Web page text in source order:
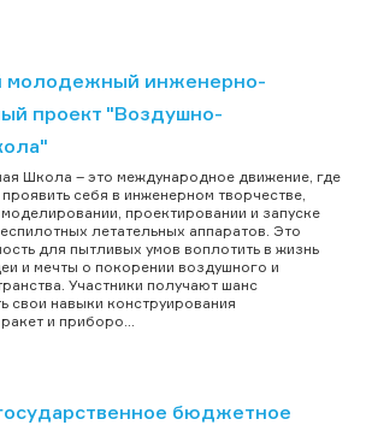
молодежный инженерно-
проект "Воздушно-
Школа – это международное движение, где
себя в инженерном творчестве,
проектировании и запуске
летательных аппаратов. Это
для пытливых умов воплотить в жизнь
и мечты о покорении воздушного и
Участники получают шанс
свои навыки конструирования
и приборо...
бюджетное